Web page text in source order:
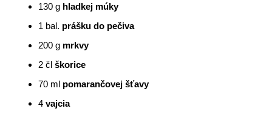
130 g hladkej múky
1 bal. prášku do pečiva
200 g mrkvy
2 čl škorice
70 ml pomarančovej šťavy
4 vajcia